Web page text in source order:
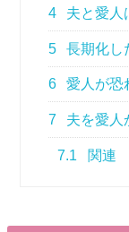
4 夫と愛人
5 長期化し
6 愛人が恐
7 夫を愛人
7.1 関連